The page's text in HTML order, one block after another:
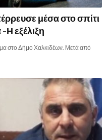
μέσα στο σπίτι
εξέλιξη
στο Δήμο Χαλκιδέων. Μετά από